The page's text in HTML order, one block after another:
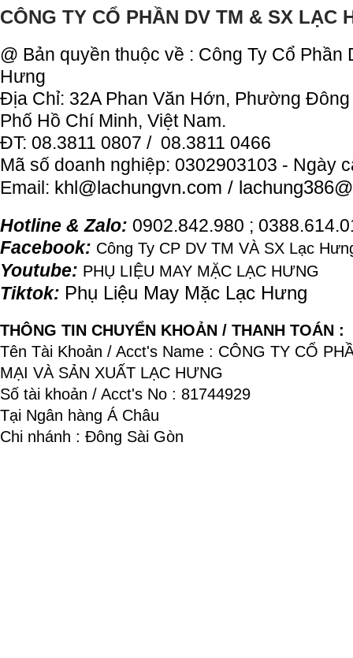
CÔNG TY CỔ PHẦN DV TM & SX LẠC
@ Bản quyền thuộc về : Công Ty Cổ Phần
Hưng
Địa Chỉ: 32A Phan Văn Hớn, Phường
Phố Hồ Chí Minh, Việt Nam.
ĐT: 08.3811 0807 / 08.3811 0466
Mã số doanh nghiệp: 0302903103 - Ngày
Email: khl@lachungvn.com /
Hotline & Zalo: 0902.842.980 ;
Facebook: Công Ty CP DV TM VÀ SX Lạc
Youtube: PHỤ LIỆU MAY MẶC LẠC HƯNG
Tiktok: Phụ Liệu May Mặc Lạc Hưng
THÔNG TIN CHUYỂN KHOẢN / THANH TOÁN :
Tên Tài Khoản / Acct's Name : CÔNG TY CỔ
MẠI VÀ SẢN XUẤT LẠC HƯNG
Số tài khoản / Acct's No : 81744929
Tại Ngân hàng Á Châu
Chi nhánh : Đông Sài Gòn